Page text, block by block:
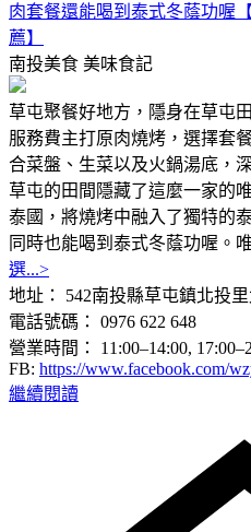
肉套餐還能喝到泰式冬蔭功喔
薦】
南投美食 美味食記
草屯聚餐好地方，隱身在草屯
服務費主打原肉燒烤，選擇套
合菜盤、生菜以及火鍋湯底，
草屯的田間隱藏了這麼一家的
泰國，將燒烤中融入了獨特的
同時也能喝到泰式冬蔭功喔。
選...>
地址： 542南投縣草屯鎮北投
電話號碼： 0976 622 648
營業時間： 11:00–14:00,
FB: https://www.facebook.com/
繼續閱讀